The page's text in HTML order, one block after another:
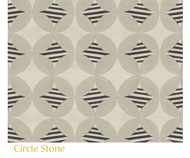
Circle Stone